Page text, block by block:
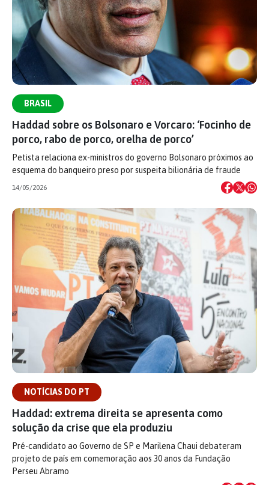
BRASIL
Haddad sobre os Bolsonaro e Vorcaro: ‘Focinho de
porco, rabo de porco, orelha de porco’
Petista relaciona ex-ministros do governo Bolsonaro próximos ao
esquema do banqueiro preso por suspeita bilionária de fraude
14/05/2026
NOTÍCIAS DO PT
Haddad: extrema direita se apresenta como
solução da crise que ela produziu
Pré-candidato ao Governo de SP e Marilena Chaui debateram
projeto de país em comemoração aos 30 anos da Fundação
Perseu Abramo